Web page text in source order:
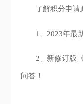
了解积分申请政
1、2023年最新
2、新修订版《
问答！